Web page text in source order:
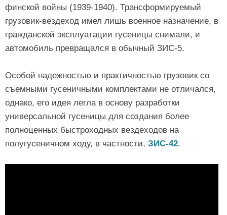
финской войны (1939-1940). Трансформируемый
грузовик-вездеход имел лишь военное назначение, в
гражданской эксплуатации гусеницы снимали, и
автомобиль превращался в обычный ЗИС-5.
Особой надежностью и практичностью грузовик со
съемными гусеничными комплектами не отличался,
однако, его идея легла в основу разработки
универсальной гусеницы для создания более
полноценных быстроходных вездеходов на
полугусеничном ходу, в частности, ЗИС-42.